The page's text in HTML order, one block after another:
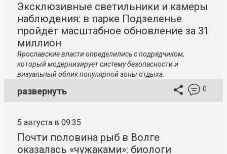
Эксклюзивные светильники и камеры
наблюдения: в парке Подзеленье
пройдёт масштабное обновление за 31
миллион
Ярославские власти определились с подрядчиком,
который модернизирует систему безопасности и
визуальный облик популярной зоны отдыха.
развернуть 0
5 августа в 09:35
Почти половина рыб в Волге
оказалась «чужаками»: биологи